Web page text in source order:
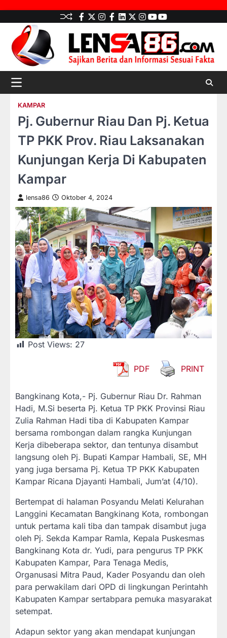
content
facebook
Twitter
instagram
Facebook
LinkedIn
twitter
Instagram
youtube
youtube
KAMPAR
Pj. Gubernur Riau Dan Pj. Ketua
TP PKK Prov. Riau Laksanakan
Kunjungan Kerja Di Kabupaten
Kampar
lensa86 Oktober 4, 2024
Post Views: 27
PDF PRINT
Bangkinang Kota,- Pj. Gubernur Riau Dr. Rahman
Hadi, M.Si beserta Pj. Ketua TP PKK Provinsi Riau
Zulia Rahman Hadi tiba di Kabupaten Kampar
bersama rombongan dalam rangka Kunjungan
Kerja dibeberapa sektor, dan tentunya disambut
langsung oleh Pj. Bupati Kampar Hambali, SE, MH
yang juga bersama Pj. Ketua TP PKK Kabupaten
Kampar Ricana Djayanti Hambali, Jum’at (4/10).
Bertempat di halaman Posyandu Melati Kelurahan
Langgini Kecamatan Bangkinang Kota, rombongan
untuk pertama kali tiba dan tampak disambut juga
oleh Pj. Sekda Kampar Ramla, Kepala Puskesmas
Bangkinang Kota dr. Yudi, para pengurus TP PKK
Kabupaten Kampar, Para Tenaga Medis,
Organusasi Mitra Paud, Kader Posyandu dan oleh
para perwakilam dari OPD di lingkungan Perintahh
Kabupaten Kampar sertabpara pemuka masyarakat
setempat.
Adapun sektor yang akan mendapat kunjungan